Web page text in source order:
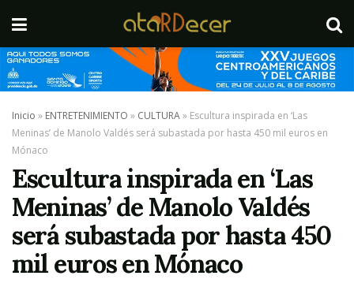
Inicio » ENTRETENIMIENTO » CULTURA» Escultura inspirada en ‘Las
Meninas’ de Manolo Valdés será subastada por hasta 450 mil euros en
Mónaco
Escultura inspirada en ‘Las
Meninas’ de Manolo Valdés
será subastada por hasta 450
mil euros en Mónaco